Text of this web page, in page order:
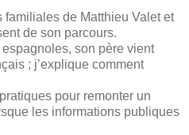
familiales de Matthieu Valet et
de son parcours.
son père vient
; j’explique comment
pour remonter un
les informations publiques